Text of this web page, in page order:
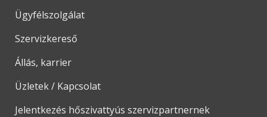
Ügyfélszolgálat
Szervizkereső
Állás, karrier
Üzletek / Kapcsolat
Jelentkezés hőszivattyús szervizpartnernek